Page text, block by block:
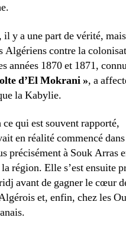
y a une part de vérité,
Algériens contre la
années 1870 et 1871,
d’El Mokrani », a
la Kabylie.
qui est souvent rapporté,
en réalité commencé
précisément à Souk Arras
région. Elle s’est ensuite
avant de gagner le cœur
et, enfin, chez les